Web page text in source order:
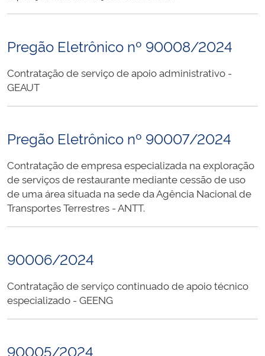
Pregão Eletrônico nº 90008/2024
Contratação de serviço de apoio administrativo -
GEAUT
Pregão Eletrônico nº 90007/2024
Contratação de empresa especializada na exploração
de serviços de restaurante mediante cessão de uso
de uma área situada na sede da Agência Nacional de
Transportes Terrestres - ANTT.
90006/2024
Contratação de serviço continuado de apoio técnico
especializado - GEENG
90005/2024